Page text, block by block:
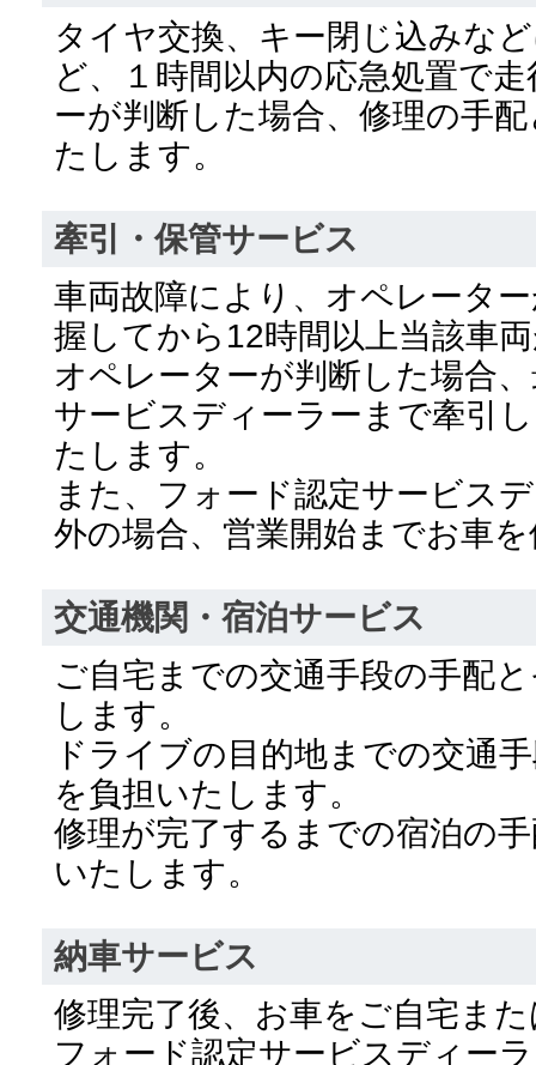
タイヤ交換、キー閉じ込みな
ど、１時間以内の応急処置で
ーが判断した場合、修理の手
たします。
牽引・保管サービス
車両故障により、オペレータ
握してから12時間以上当該車
オペレーターが判断した場合
サービスディーラーまで牽引
たします。
また、フォード認定サービス
外の場合、営業開始までお車
交通機関・宿泊サービス
ご自宅までの交通手段の手配
します。
ドライブの目的地までの交通
を負担いたします。
修理が完了するまでの宿泊の
いたします。
納車サービス
修理完了後、お車をご自宅ま
フォード認定サービスディー